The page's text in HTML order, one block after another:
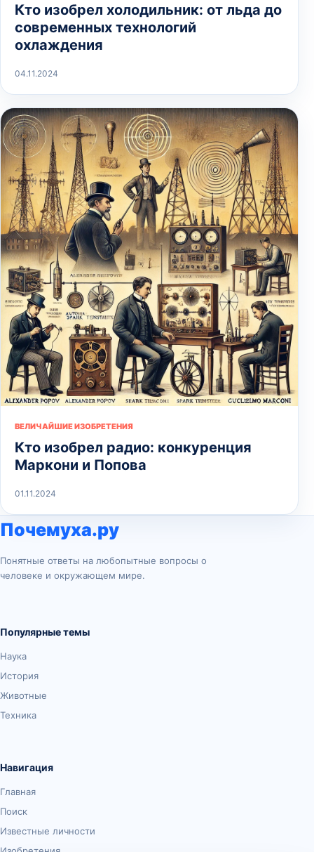
Кто изобрел холодильник: от льда до
современных технологий
охлаждения
04.11.2024
ВЕЛИЧАЙШИЕ ИЗОБРЕТЕНИЯ
Кто изобрел радио: конкуренция
Маркони и Попова
01.11.2024
Почемуха.ру
Понятные ответы на любопытные вопросы о
человеке и окружающем мире.
Популярные темы
Наука
История
Животные
Техника
Навигация
Главная
Поиск
Известные личности